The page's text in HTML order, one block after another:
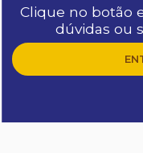
Clique no botão
dúvidas ou